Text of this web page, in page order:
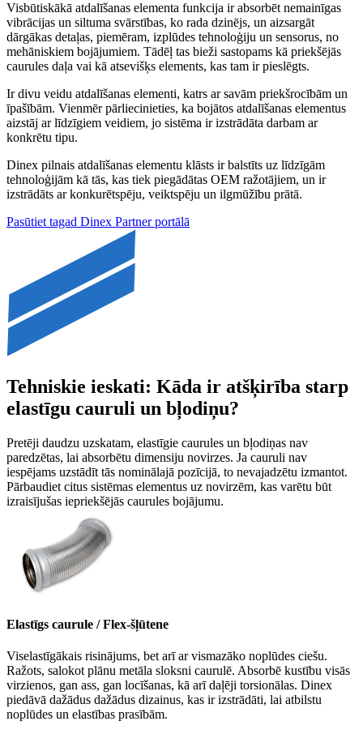
Visbūtiskākā atdalīšanas elementa funkcija ir absorbēt nemainīgas
vibrācijas un siltuma svārstības, ko rada dzinējs, un aizsargāt
dārgākas detaļas, piemēram, izplūdes tehnoloģiju un sensorus, no
mehāniskiem bojājumiem. Tādēļ tas bieži sastopams kā priekšējās
caurules daļa vai kā atsevišķs elements, kas tam ir pieslēgts.
Ir divu veidu atdalīšanas elementi, katrs ar savām priekšrocībām un
īpašībām. Vienmēr pārliecinieties, ka bojātos atdalīšanas elementus
aizstāj ar līdzīgiem veidiem, jo sistēma ir izstrādāta darbam ar
konkrētu tipu.
Dinex pilnais atdalīšanas elementu klāsts ir balstīts uz līdzīgām
tehnoloģijām kā tās, kas tiek piegādātas OEM ražotājiem, un ir
izstrādāts ar konkurētspēju, veiktspēju un ilgmūžību prātā.
Pasūtiet tagad Dinex Partner portālā
Tehniskie ieskati: Kāda ir atšķirība starp
elastīgu cauruli un bļodiņu?
Pretēji daudzu uzskatam, elastīgie caurules un bļodiņas nav
paredzētas, lai absorbētu dimensiju novirzes. Ja cauruli nav
iespējams uzstādīt tās nominālajā pozīcijā, to nevajadzētu izmantot.
Pārbaudiet citus sistēmas elementus uz novirzēm, kas varētu būt
izraisījušas iepriekšējās caurules bojājumu.
Elastīgs caurule / Flex-šļūtene
Viselastīgākais risinājums, bet arī ar vismazāko noplūdes ciešu.
Ražots, salokot plānu metāla sloksni caurulē. Absorbē kustību visās
virzienos, gan ass, gan locīšanas, kā arī daļēji torsionālas. Dinex
piedāvā dažādus dažādus dizainus, kas ir izstrādāti, lai atbilstu
noplūdes un elastības prasībām.